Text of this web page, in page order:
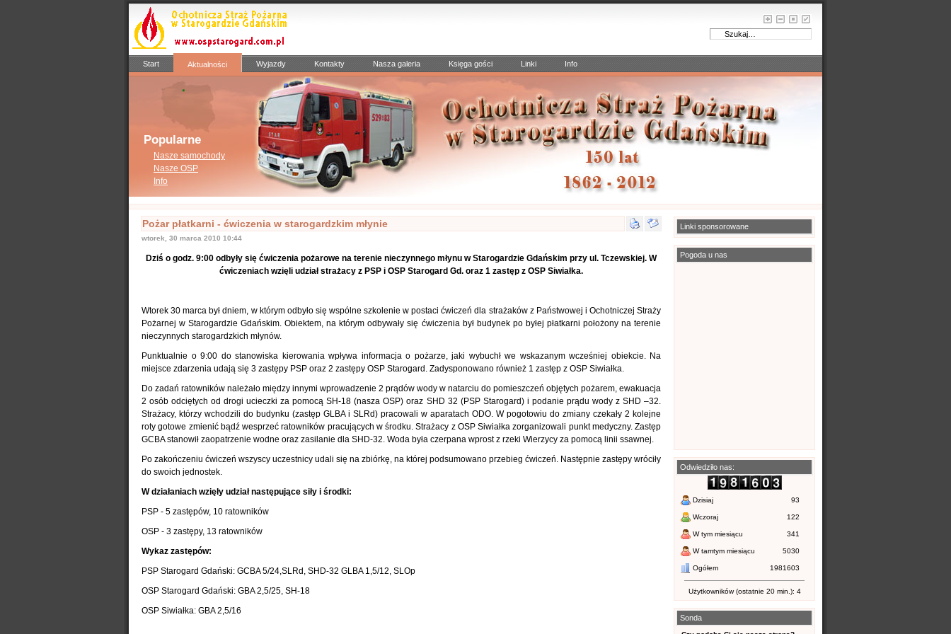
Start Aktualności Wyjazdy Kontakty Nasza galeria Księga gości Linki Info
Popularne
Nasze samochody
Nasze OSP
Info
Pożar płatkarni - ćwiczenia w starogardzkim młynie
wtorek, 30 marca 2010 10:44
Dziś o godz. 9:00 odbyły się ćwiczenia pożarowe na terenie nieczynnego młynu w Starogardzie Gdańskim przy ul. Tczewskiej. W
ćwiczeniach wzięli udział strażacy z PSP i OSP Starogard Gd. oraz 1 zastęp z OSP Siwiałka.
Wtorek 30 marca był dniem, w którym odbyło się wspólne szkolenie w postaci ćwiczeń dla strażaków z Państwowej i Ochotniczej Straży
Pożarnej w Starogardzie Gdańskim. Obiektem, na którym odbywały się ćwiczenia był budynek po byłej płatkarni położony na terenie
nieczynnych starogardzkich młynów.
Punktualnie o 9:00 do stanowiska kierowania wpływa informacja o pożarze, jaki wybuchł we wskazanym wcześniej obiekcie. Na
miejsce zdarzenia udają się 3 zastępy PSP oraz 2 zastępy OSP Starogard. Zadysponowano również 1 zastęp z OSP Siwiałka.
Do zadań ratowników należało między innymi wprowadzenie 2 prądów wody w natarciu do pomieszczeń objętych pożarem, ewakuacja
2 osób odciętych od drogi ucieczki za pomocą SH-18 (nasza OSP) oraz SHD 32 (PSP Starogard) i podanie prądu wody z SHD –32.
Strażacy, którzy wchodzili do budynku (zastęp GLBA i SLRd) pracowali w aparatach ODO. W pogotowiu do zmiany czekały 2 kolejne
roty gotowe zmienić bądź wesprzeć ratowników pracujących w środku. Strażacy z OSP Siwiałka zorganizowali punkt medyczny. Zastęp
GCBA stanowił zaopatrzenie wodne oraz zasilanie dla SHD-32. Woda była czerpana wprost z rzeki Wierzycy za pomocą linii ssawnej.
Po zakończeniu ćwiczeń wszyscy uczestnicy udali się na zbiórkę, na której podsumowano przebieg ćwiczeń. Następnie zastępy wróciły
do swoich jednostek.
W działaniach wzięły udział następujące siły i środki:
PSP - 5 zastępów, 10 ratowników
OSP - 3 zastępy, 13 ratowników
Wykaz zastępów:
PSP Starogard Gdański: GCBA 5/24,SLRd, SHD-32 GLBA 1,5/12, SLOp
OSP Starogard Gdański: GBA 2,5/25, SH-18
OSP Siwiałka: GBA 2,5/16
Linki sponsorowane
Pogoda u nas
Odwiedziło nas:
Dzisiaj 93
Wczoraj 122
W tym miesiącu 341
W tamtym miesiącu 5030
Ogółem 1981603
Użytkowników (ostatnie 20 min.): 4
Sonda